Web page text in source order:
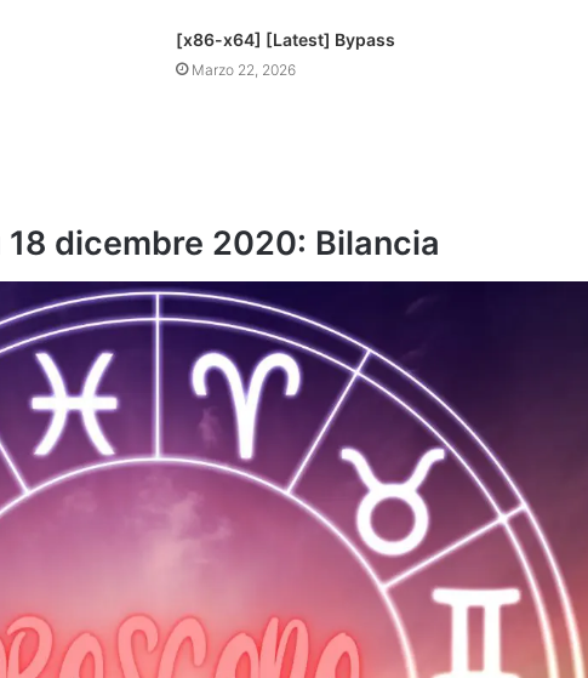
[x86-x64] [Latest] Bypass
Marzo 22, 2026
dicembre 2020: Bilancia